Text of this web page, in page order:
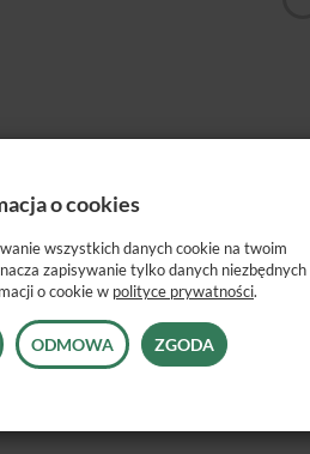
o cookies
wszystkich danych cookie na twoim
zapisywanie tylko danych niezbędnych
o cookie w polityce prywatności.
ODMOWA ZGODA